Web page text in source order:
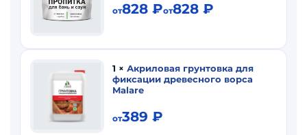
от828 ₽от828 ₽
1 × Акриловая грунтовка для
фиксации древесного ворса
Malare
от389 ₽